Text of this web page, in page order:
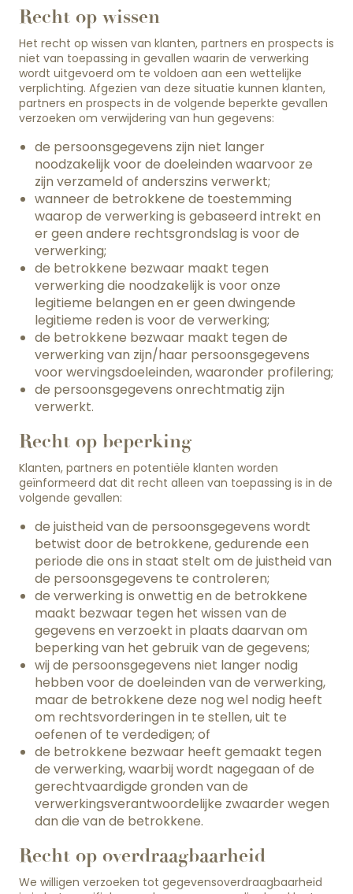
Recht op wissen
Het recht op wissen van klanten, partners en prospects is
niet van toepassing in gevallen waarin de verwerking
wordt uitgevoerd om te voldoen aan een wettelijke
verplichting. Afgezien van deze situatie kunnen klanten,
partners en prospects in de volgende beperkte gevallen
verzoeken om verwijdering van hun gegevens:
de persoonsgegevens zijn niet langer
noodzakelijk voor de doeleinden waarvoor ze
zijn verzameld of anderszins verwerkt;
wanneer de betrokkene de toestemming
waarop de verwerking is gebaseerd intrekt en
er geen andere rechtsgrondslag is voor de
verwerking;
de betrokkene bezwaar maakt tegen
verwerking die noodzakelijk is voor onze
legitieme belangen en er geen dwingende
legitieme reden is voor de verwerking;
de betrokkene bezwaar maakt tegen de
verwerking van zijn/haar persoonsgegevens
voor wervingsdoeleinden, waaronder profilering;
de persoonsgegevens onrechtmatig zijn
verwerkt.
Recht op beperking
Klanten, partners en potentiële klanten worden
geïnformeerd dat dit recht alleen van toepassing is in de
volgende gevallen:
de juistheid van de persoonsgegevens wordt
betwist door de betrokkene, gedurende een
periode die ons in staat stelt om de juistheid van
de persoonsgegevens te controleren;
de verwerking is onwettig en de betrokkene
maakt bezwaar tegen het wissen van de
gegevens en verzoekt in plaats daarvan om
beperking van het gebruik van de gegevens;
wij de persoonsgegevens niet langer nodig
hebben voor de doeleinden van de verwerking,
maar de betrokkene deze nog wel nodig heeft
om rechtsvorderingen in te stellen, uit te
oefenen of te verdedigen; of
de betrokkene bezwaar heeft gemaakt tegen
de verwerking, waarbij wordt nagegaan of de
gerechtvaardigde gronden van de
verwerkingsverantwoordelijke zwaarder wegen
dan die van de betrokkene.
Recht op overdraagbaarheid
We willigen verzoeken tot gegevensoverdraagbaarheid